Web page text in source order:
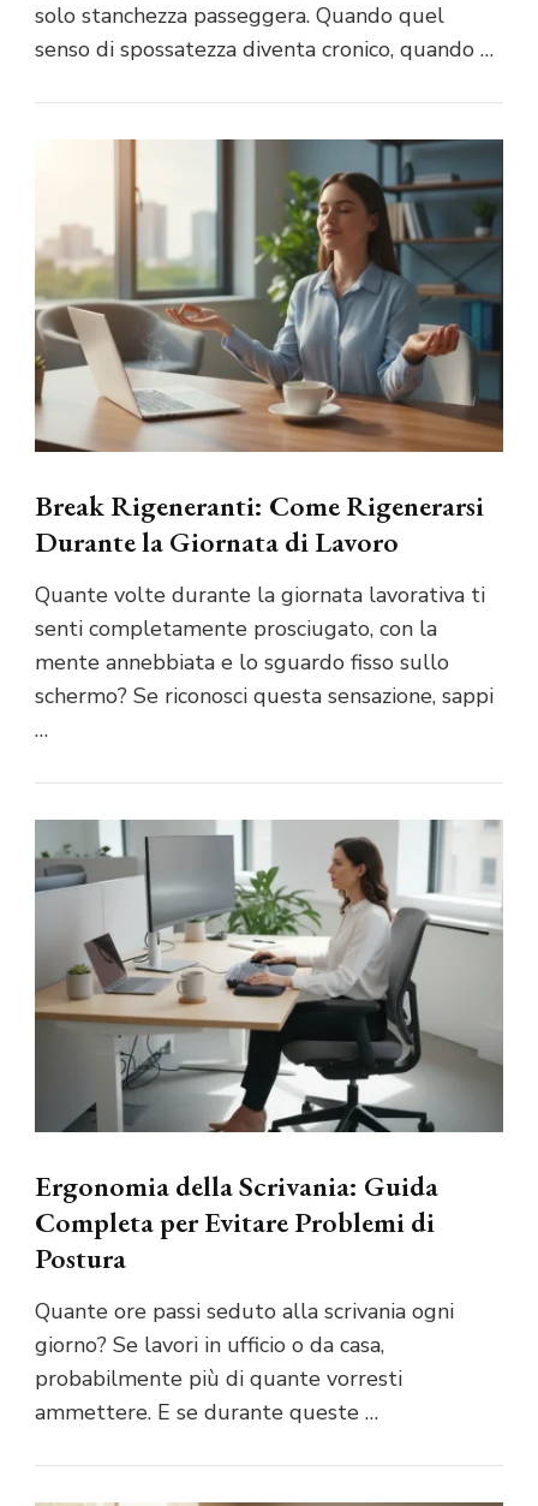
solo stanchezza passeggera. Quando quel
senso di spossatezza diventa cronico, quando …
Break Rigeneranti: Come Rigenerarsi
Durante la Giornata di Lavoro
Quante volte durante la giornata lavorativa ti
senti completamente prosciugato, con la
mente annebbiata e lo sguardo fisso sullo
schermo? Se riconosci questa sensazione, sappi
…
Ergonomia della Scrivania: Guida
Completa per Evitare Problemi di
Postura
Quante ore passi seduto alla scrivania ogni
giorno? Se lavori in ufficio o da casa,
probabilmente più di quante vorresti
ammettere. E se durante queste …